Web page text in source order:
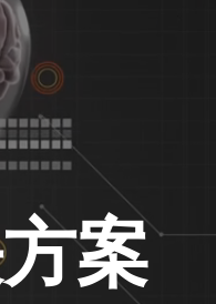
案